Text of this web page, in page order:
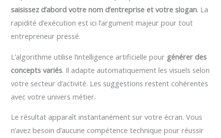
saisissez d’abord votre nom d’entreprise et votre slogan. La
rapidité d’exécution est ici l’argument majeur pour tout
entrepreneur pressé.
L’algorithme utilise l’intelligence artificielle pour générer des
concepts variés. Il adapte automatiquement les visuels selon
votre secteur d’activité. Les suggestions restent cohérentes
avec votre univers métier.
Le résultat apparaît instantanément sur votre écran. Vous
n’avez besoin d’aucune compétence technique pour réussir